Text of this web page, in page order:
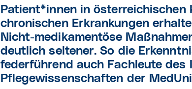
Patient*innen in österreichischen
chronischen Erkrankungen
Nicht-medikamentöse
deutlich seltener. So die
federführend auch Fachleute
Pflegewissenschaften der